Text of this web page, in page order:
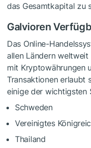
das Gesamtkapital zu
Galvioren
Das Online-
allen Ländern
mit Kryptowährungen
Transaktionen erlaubt
einige der wichtigsten
Schweden
Vereinigtes
Thailand